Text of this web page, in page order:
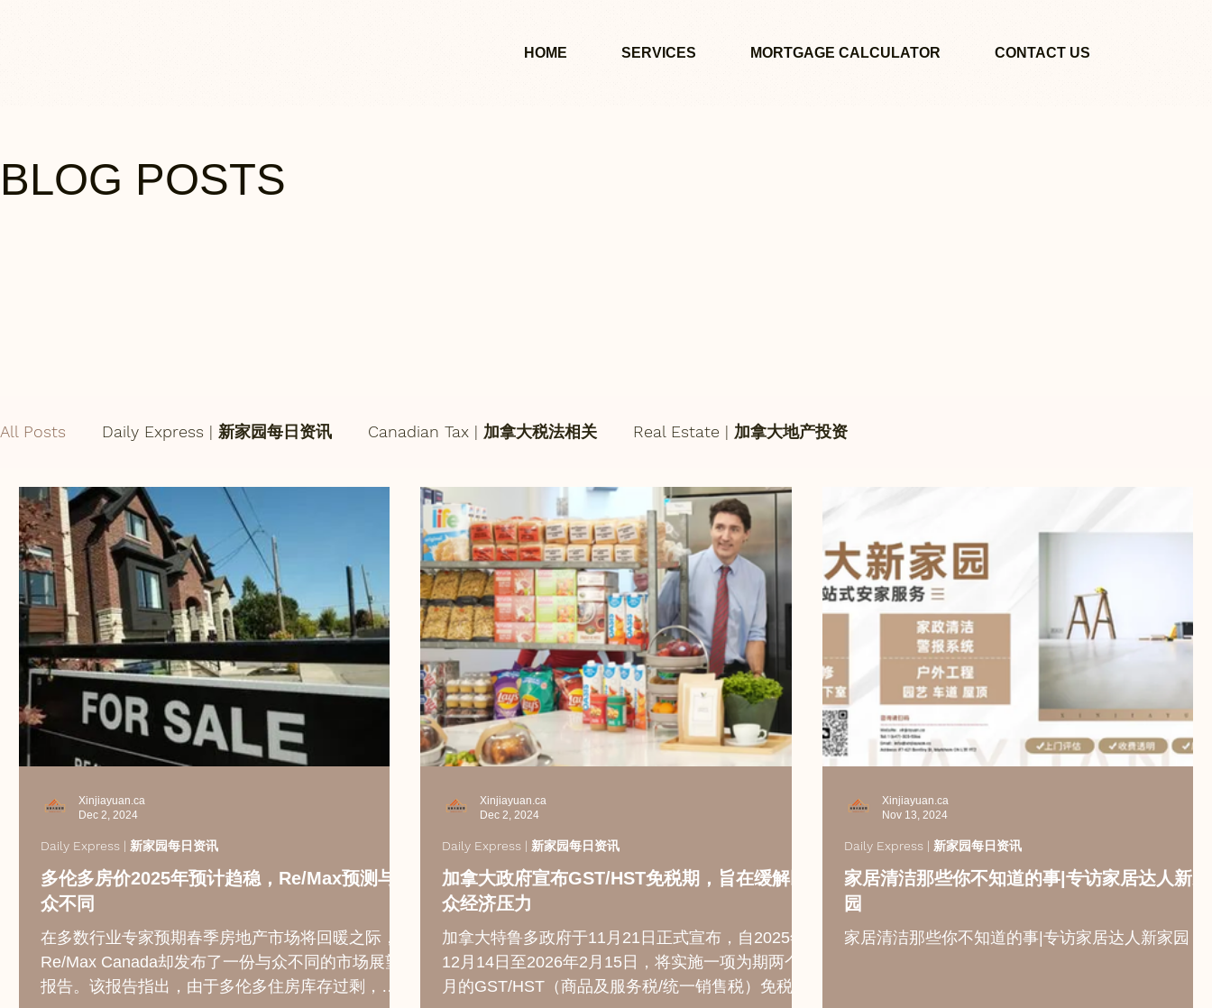
HOME SERVICES MORTGAGE CALCULATOR CONTACT US
BLOG POSTS
All Posts Daily Express | 新家园每日资讯 Canadian Tax | 加拿大税法相关 Real Estate | 加拿大地产投资
多伦多房价2025年预计趋稳，Re/Max预测与
众不同
在多数行业专家预期春季房地产市场将回暖之际，
Re/Max Canada却发布了一份与众不同的市场展望
报告。该报告指出，由于多伦多住房库存过剩，加
Daily Express | 新家园每日资讯
Xinjiayuan.ca
Dec 2, 2024
加拿大政府宣布GST/HST免税期，旨在缓解民
众经济压力
加拿大特鲁多政府于11月21日正式宣布，自2025年
12月14日至2026年2月15日，将实施一项为期两个
月的GST/HST（商品及服务税/统一销售税）免税政
Daily Express | 新家园每日资讯
Xinjiayuan.ca
Dec 2, 2024
家居清洁那些你不知道的事|专访家居达人新家
园
家居清洁那些你不知道的事|专访家居达人新家园
Daily Express | 新家园每日资讯
Xinjiayuan.ca
Nov 13, 2024